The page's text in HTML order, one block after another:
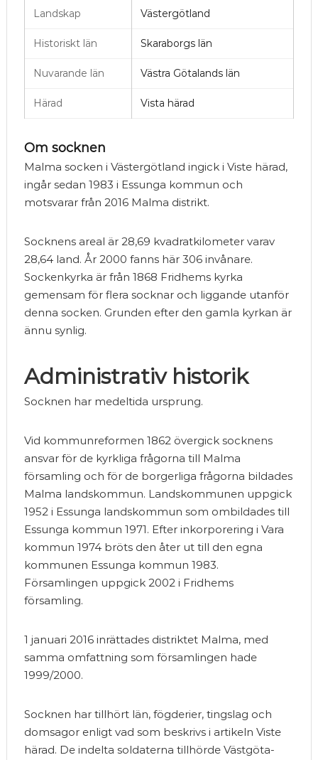
Landskap Västergötland
Historiskt län Skaraborgs län
Nuvarande län Västra Götalands län
Härad Vista härad
Om socknen
Malma socken i Västergötland ingick i Viste härad,
ingår sedan 1983 i Essunga kommun och
motsvarar från 2016 Malma distrikt.
Socknens areal är 28,69 kvadratkilometer varav
28,64 land. År 2000 fanns här 306 invånare.
Sockenkyrka är från 1868 Fridhems kyrka
gemensam för flera socknar och liggande utanför
denna socken. Grunden efter den gamla kyrkan är
ännu synlig.
Administrativ historik
Socknen har medeltida ursprung.
Vid kommunreformen 1862 övergick socknens
ansvar för de kyrkliga frågorna till Malma
församling och för de borgerliga frågorna bildades
Malma landskommun. Landskommunen uppgick
1952 i Essunga landskommun som ombildades till
Essunga kommun 1971. Efter inkorporering i Vara
kommun 1974 bröts den åter ut till den egna
kommunen Essunga kommun 1983.
Församlingen uppgick 2002 i Fridhems
församling.
1 januari 2016 inrättades distriktet Malma, med
samma omfattning som församlingen hade
1999/2000.
Socknen har tillhört län, fögderier, tingslag och
domsagor enligt vad som beskrivs i artikeln Viste
härad. De indelta soldaterna tillhörde Västgöta-